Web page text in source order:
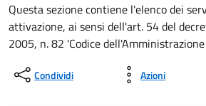
Questa sezione contiene l'elenco dei
attivazione, ai sensi dell'art. 54 del
2005, n. 82 'Codice
Condividi Azioni